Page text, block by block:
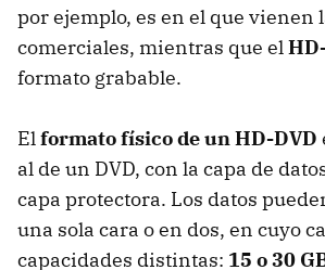
por ejemplo, es en el que vienen
comerciales, mientras que el
formato grabable.
Elformato físico de un HD-DVD
al de un DVD, con la capa de
capa protectora. Los datos
una sola cara o en dos, en cuyo
capacidades distintas: 15 o 30